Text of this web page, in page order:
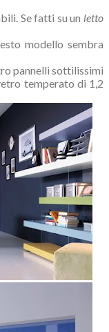
Se fatti su un letto
modello sembra
pannelli sottilissimi
temperato di 1,2